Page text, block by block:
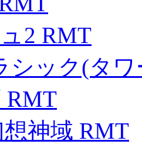
2 RMT
シック(タ
RMT
神域 RMT